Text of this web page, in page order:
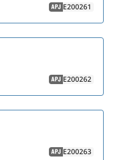
APJ E200261
APJ E200262
APJ E200263